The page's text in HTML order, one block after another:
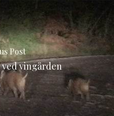
Post
vingården